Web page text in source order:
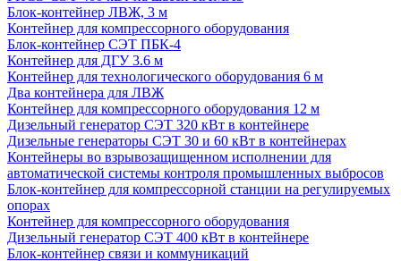
Блок-контейнер ЛВЖ, 3 м
Контейнер для компрессорного оборудования
Блок-контейнер СЭТ ПБК-4
Контейнер для ДГУ 3.6 м
Контейнер для технологического оборудования 6 м
Два контейнера для ЛВЖ
Контейнер для компрессорного оборудования 12 м
Дизельный генератор СЭТ 320 кВт в контейнере
Дизельные генераторы СЭТ 30 и 60 кВт в контейнерах
Контейнеры во взрывозащищенном исполнении для
автоматической системы контроля промышленных выбросов
Блок-контейнер для компрессорной станции на регулируемых
опорах
Контейнер для компрессорного оборудования
Дизельный генератор СЭТ 400 кВт в контейнере
Блок-контейнер связи и коммуникаций